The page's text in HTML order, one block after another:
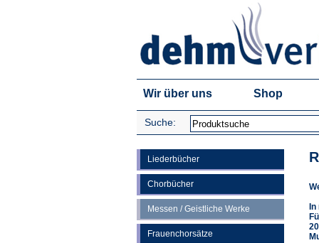
Wir über uns Shop
Suche:
Liederbücher
Chorbücher
Messen / Geistliche Werke
Frauenchorsätze